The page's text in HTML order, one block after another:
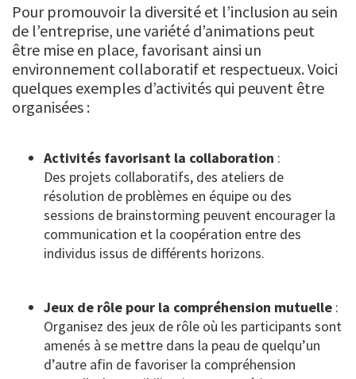
Pour promouvoir la diversité et l’inclusion au sein
de l’entreprise, une variété d’animations peut
être mise en place, favorisant ainsi un
environnement collaboratif et respectueux. Voici
quelques exemples d’activités qui peuvent être
organisées :
Activités favorisant la collaboration :
Des projets collaboratifs, des ateliers de
résolution de problèmes en équipe ou des
sessions de brainstorming peuvent encourager la
communication et la coopération entre des
individus issus de différents horizons.
Jeux de rôle pour la compréhension mutuelle :
Organisez des jeux de rôle où les participants sont
amenés à se mettre dans la peau de quelqu’un
d’autre afin de favoriser la compréhension